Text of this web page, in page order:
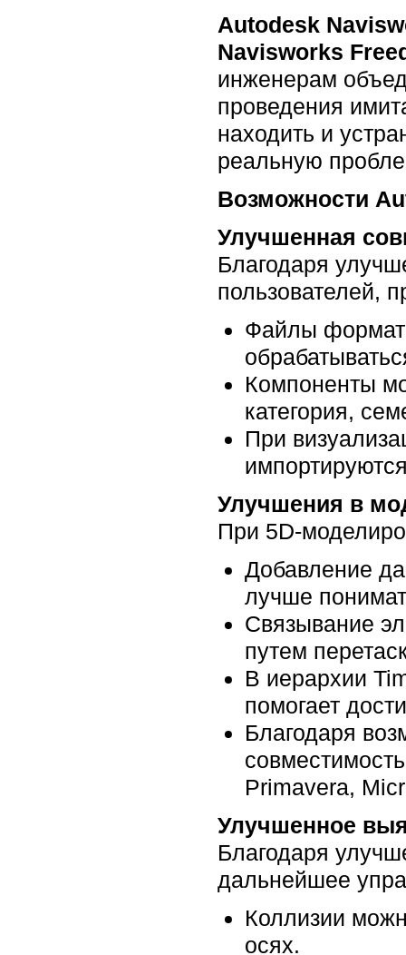
Autodesk
Navisworks
инженерам
проведения
находить и
реальную
Возможности
Улучшенная
Благодаря
пользователей,
Файлы
Компоненты
категория,
При
Улучшения в
При 5D-
Добавление
лучше
Связывание
путем
В иерархии
помогает
Благодаря
Primavera,
Улучшенное
Благодаря
дальнейшее
Коллизии
осях.